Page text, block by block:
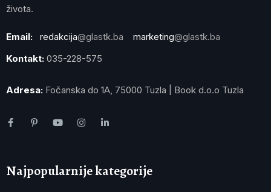
života.
Email: redakcija@glastk.ba marketing@glastk.ba
Kontakt: 035-228-575
Adresa: Fočanska do 1A, 75000 Tuzla | Book d.o.o Tuzla
Najpopularnije kategorije